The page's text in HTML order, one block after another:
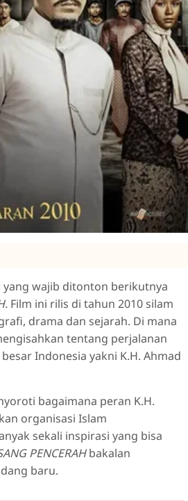
wajib ditonton berikutnya
Film ini rilis di tahun 2010 silam
drama dan sejarah. Di mana
tentang perjalanan
Indonesia yakni K.H. Ahmad
bagaimana peran K.H.
organisasi Islam
sekali inspirasi yang bisa
PENCERAHbakalan
baru.